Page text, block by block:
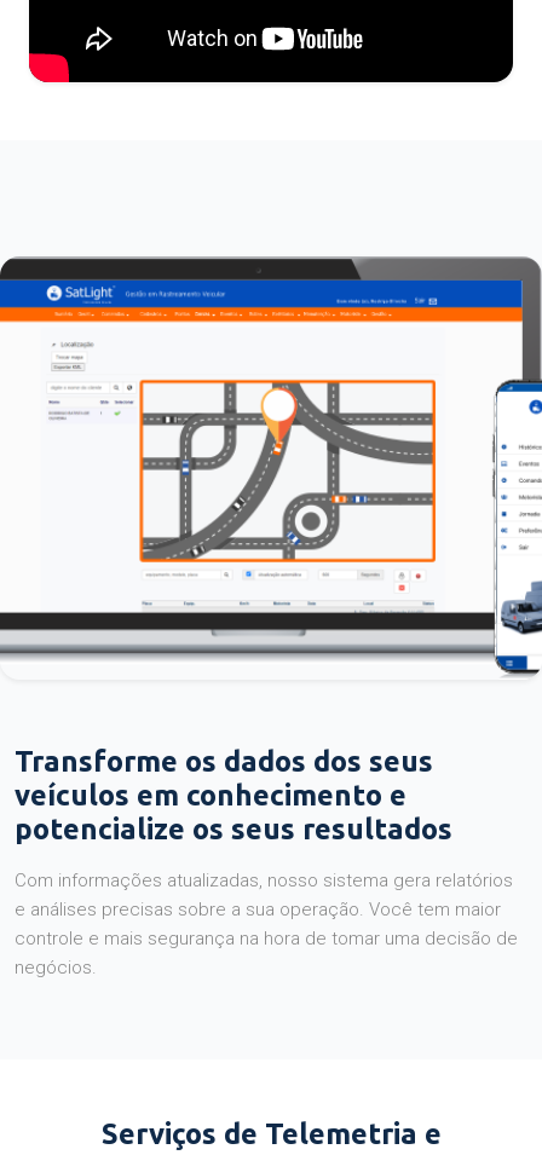
Transforme os dados dos seus
veículos em conhecimento e
potencialize os seus resultados
Com informações atualizadas, nosso sistema gera relatórios
e análises precisas sobre a sua operação. Você tem maior
controle e mais segurança na hora de tomar uma decisão de
negócios.
Serviços de Telemetria e